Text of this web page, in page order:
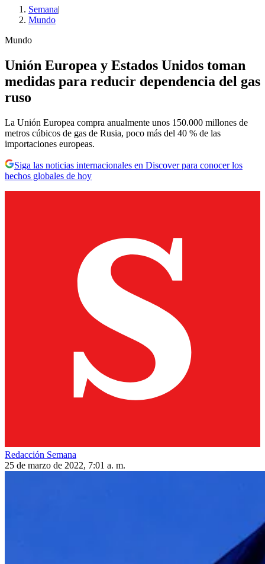
Semana|
Mundo
Mundo
Unión Europea y Estados Unidos toman
medidas para reducir dependencia del gas
ruso
La Unión Europea compra anualmente unos 150.000 millones de
metros cúbicos de gas de Rusia, poco más del 40 % de las
importaciones europeas.
Siga las noticias internacionales en Discover para conocer los
hechos globales de hoy
Redacción Semana
25 de marzo de 2022, 7:01 a. m.